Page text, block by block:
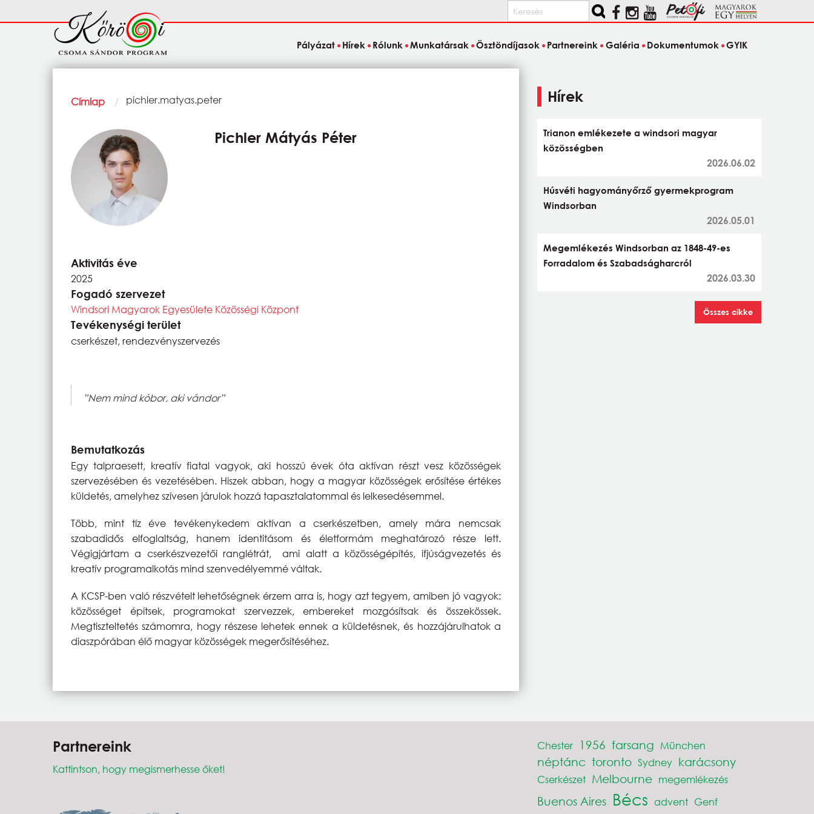
Keresés
Fő
navigáció
Pályázat Hírek Rólunk Munkatársak Ösztöndíjasok Partnereink Galéria Dokumentumok GYIK
Morzsa
Címlap Current:
pichler.matyas.peter
Pichler Mátyás Péter
Aktivitás éve
2025
Fogadó szervezet
Windsori Magyarok Egyesülete Közösségi Központ
Tevékenységi terület
cserkészet, rendezvényszervezés
”Nem mind kóbor, aki vándor”
Bemutatkozás
Egy talpraesett, kreatív fiatal vagyok, aki hosszú évek óta aktívan részt vesz közösségek
szervezésében és vezetésében. Hiszek abban, hogy a magyar közösségek erősítése értékes
küldetés, amelyhez szívesen járulok hozzá tapasztalatommal és lelkesedésemmel.
Több, mint tíz éve tevékenykedem aktívan a cserkészetben, amely mára nemcsak
szabadidős elfoglaltság, hanem identitásom és életformám meghatározó része lett.
Végigjártam a cserkészvezetői ranglétrát, ami alatt a közösségépítés, ifjúságvezetés és
kreatív programalkotás mind szenvedélyemmé váltak.
A KCSP-ben való részvételt lehetőségnek érzem arra is, hogy azt tegyem, amiben jó vagyok:
közösséget építsek, programokat szervezzek, embereket mozgósítsak és összekössek.
Megtiszteltetés számomra, hogy részese lehetek ennek a küldetésnek, és hozzájárulhatok a
diaszpórában élő magyar közösségek megerősítéséhez.
Hírek
Trianon emlékezete a windsori magyar
közösségben
2026.06.02
Húsvéti hagyományőrző gyermekprogram
Windsorban
2026.05.01
Megemlékezés Windsorban az 1848-49-es
Forradalom és Szabadságharcról
2026.03.30
Összes cikke
Partnereink
Kattintson, hogy megismerhesse őket!
Chester 1956 farsang München
néptánc toronto Sydney karácsony
Cserkészet Melbourne megemlékezés
Buenos Aires Bécs advent Genf